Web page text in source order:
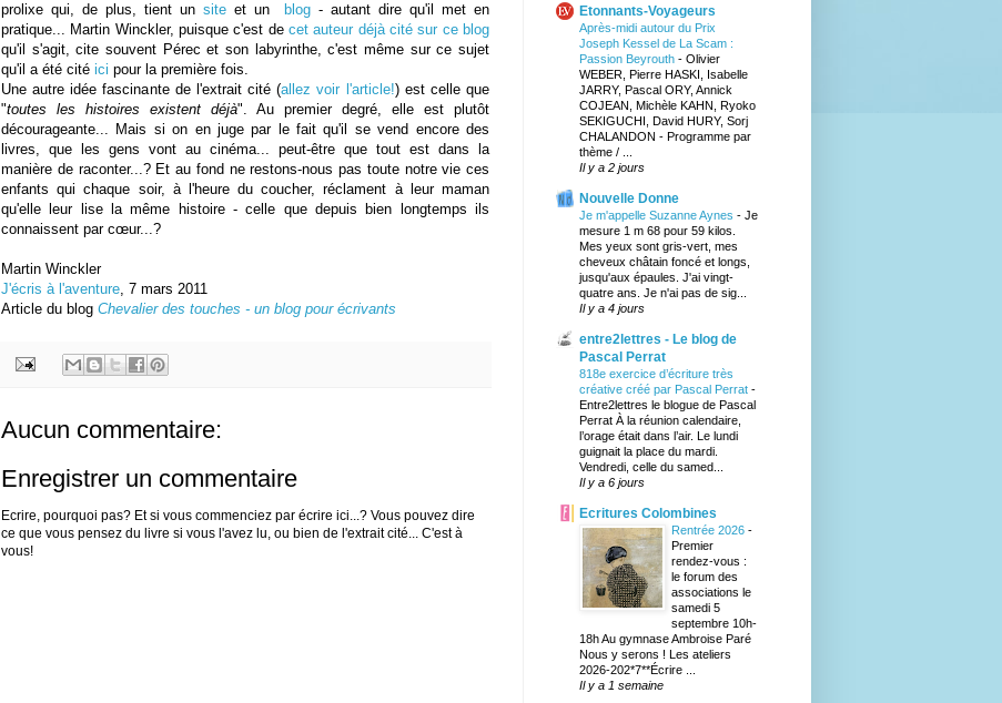
prolixe qui, de plus, tient un siteet un blog - autant dire qu'il met en
pratique... Martin Winckler, puisque c'est de cet auteur déjà cité sur ce blog
qu'il s'agit, cite souvent Pérec et son labyrinthe, c'est même sur ce sujet
qu'il a été cité ici pour la première fois.
Une autre idée fascinante de l'extrait cité (allez voir l'article!) est celle que
"toutes les histoires existent déjà". Au premier degré, elle est plutôt
décourageante... Mais si on en juge par le fait qu'il se vend encore des
livres, que les gens vont au cinéma... peut-être que tout est dans la
manière de raconter...? Et au fond ne restons-nous pas toute notre vie ces
enfants qui chaque soir, à l'heure du coucher, réclament à leur maman
qu'elle leur lise la même histoire - celle que depuis bien longtemps ils
connaissent par cœur...?
Martin Winckler
J'écris à l'aventure, 7 mars 2011
Article du blog Chevalier des touches - un blog pour écrivants
Aucun commentaire:
Enregistrer un commentaire
Ecrire, pourquoi pas? Et si vous commenciez par écrire ici...? Vous pouvez dire
ce que vous pensez du livre si vous l'avez lu, ou bien de l'extrait cité... C'est à
vous!
Etonnants-Voyageurs
Après-midi autour du Prix
Joseph Kessel de La Scam :
Passion Beyrouth - Olivier
WEBER, Pierre HASKI, Isabelle
JARRY, Pascal ORY, Annick
COJEAN, Michèle KAHN, Ryoko
SEKIGUCHI, David HURY, Sorj
CHALANDON - Programme par
thème / ...
Il y a 2 jours
Nouvelle Donne
Je m'appelle Suzanne Aynes - Je
mesure 1 m 68 pour 59 kilos.
Mes yeux sont gris-vert, mes
cheveux châtain foncé et longs,
jusqu'aux épaules. J'ai vingt-
quatre ans. Je n'ai pas de sig...
Il y a 4 jours
entre2lettres - Le blog de
Pascal Perrat
818e exercice d’écriture très
créative créé par Pascal Perrat -
Entre2lettres le blogue de Pascal
Perrat À la réunion calendaire,
l’orage était dans l’air. Le lundi
guignait la place du mardi.
Vendredi, celle du samed...
Il y a 6 jours
Ecritures Colombines
Rentrée 2026 -
Premier
rendez-vous :
le forum des
associations le
samedi 5
septembre 10h-
18h Au gymnase Ambroise Paré
Nous y serons ! Les ateliers
2026-202*7**Écrire ...
Il y a 1 semaine